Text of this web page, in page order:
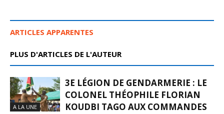
ARTICLES APPARENTES
PLUS D'ARTICLES DE L'AUTEUR
A LA UNE
3E LÉGION DE GENDARMERIE : LE
COLONEL THÉOPHILE FLORIAN
KOUDBI TAGO AUX COMMANDES